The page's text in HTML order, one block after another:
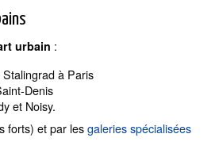
urbain :
à Paris
Denis
et Noisy.
forts) et par lesgaleries spécialisées